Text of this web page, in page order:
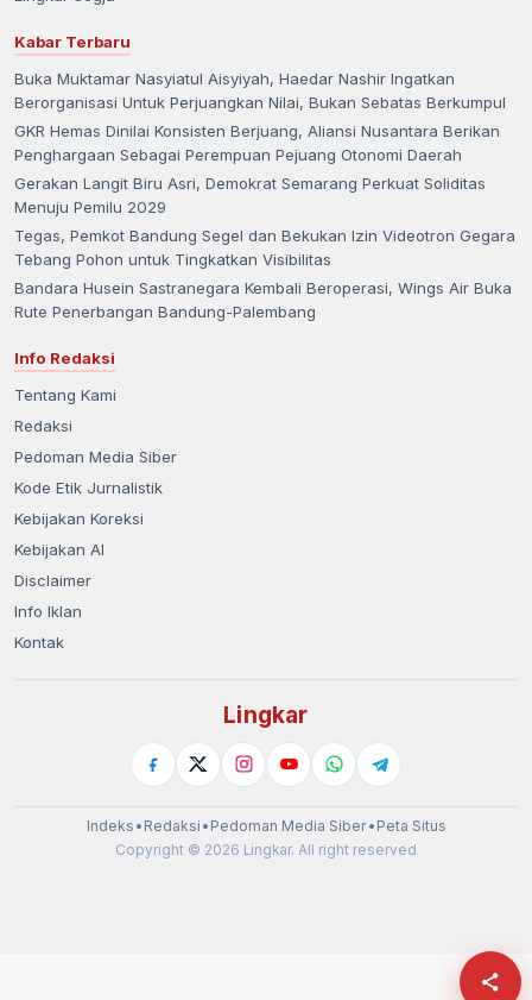
Kabar Terbaru
Buka Muktamar Nasyiatul Aisyiyah, Haedar Nashir Ingatkan
Berorganisasi Untuk Perjuangkan Nilai, Bukan Sebatas Berkumpul
GKR Hemas Dinilai Konsisten Berjuang, Aliansi Nusantara Berikan
Penghargaan Sebagai Perempuan Pejuang Otonomi Daerah
Gerakan Langit Biru Asri, Demokrat Semarang Perkuat Soliditas
Menuju Pemilu 2029
Tegas, Pemkot Bandung Segel dan Bekukan Izin Videotron Gegara
Tebang Pohon untuk Tingkatkan Visibilitas
Bandara Husein Sastranegara Kembali Beroperasi, Wings Air Buka
Rute Penerbangan Bandung-Palembang
Info Redaksi
Tentang Kami
Redaksi
Pedoman Media Siber
Kode Etik Jurnalistik
Kebijakan Koreksi
Kebijakan AI
Disclaimer
Info Iklan
Kontak
Lingkar
Indeks • Redaksi • Pedoman Media Siber• Peta Situs
Copyright © 2026 Lingkar. All right reserved